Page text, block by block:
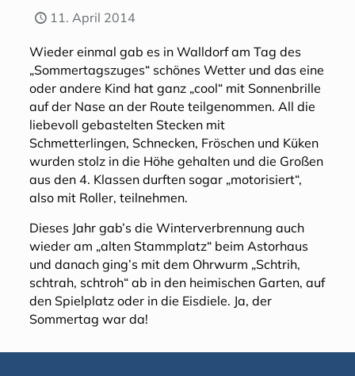
11. April 2014
Wieder einmal gab es in Walldorf am Tag des
„Sommertagszuges“ schönes Wetter und das eine
oder andere Kind hat ganz „cool“ mit Sonnenbrille
auf der Nase an der Route teilgenommen. All die
liebevoll gebastelten Stecken mit
Schmetterlingen, Schnecken, Fröschen und Küken
wurden stolz in die Höhe gehalten und die Großen
aus den 4. Klassen durften sogar „motorisiert“,
also mit Roller, teilnehmen.
Dieses Jahr gab’s die Winterverbrennung auch
wieder am „alten Stammplatz“ beim Astorhaus
und danach ging’s mit dem Ohrwurm „Schtrih,
schtrah, schtroh“ ab in den heimischen Garten, auf
den Spielplatz oder in die Eisdiele. Ja, der
Sommertag war da!